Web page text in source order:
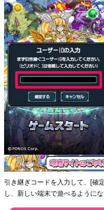
引き継ぎコードを入力して、[確
し、新しい端末で遊べるようにな